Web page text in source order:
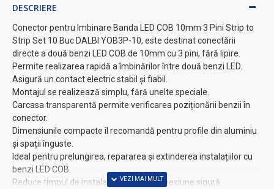
DESCRIERE
Conector pentru Imbinare Banda LED COB 10mm 3 Pini Strip to
Strip Set 10 Buc DALBI YOB3P-10, este destinat conectării
directe a două benzi LED COB de 10mm cu 3 pini, fără lipire.
Permite realizarea rapidă a îmbinărilor între două benzi LED.
Asigură un contact electric stabil și fiabil.
Montajul se realizează simplu, fără unelte speciale.
Carcasa transparentă permite verificarea poziționării benzii în
conector.
Dimensiunile compacte îl recomandă pentru profile din aluminiu
și spații înguste.
Ideal pentru prelungirea, repararea și extinderea instalațiilor cu
benzi LED COB.
Reduce timpul de instalare și oferă o conexiune sigură.